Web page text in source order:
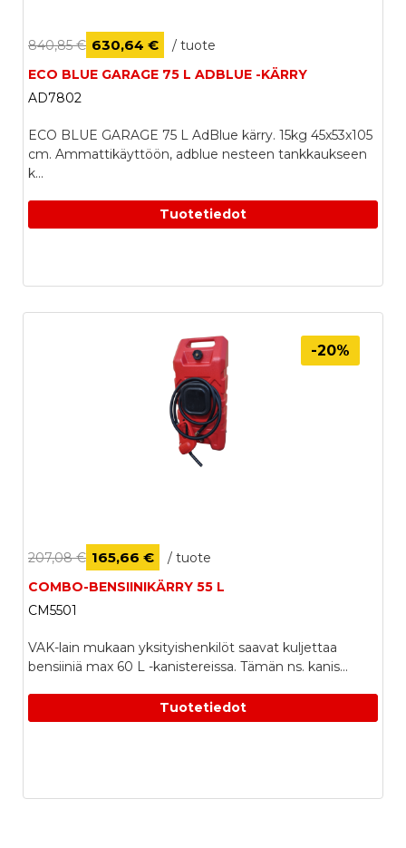
840,85 € 630,64 €
/ tuote
ECO BLUE GARAGE 75 L ADBLUE -KÄRRY
AD7802
ECO BLUE GARAGE 75 L AdBlue kärry. 15kg 45x53x105
cm. Ammattikäyttöön, adblue nesteen tankkaukseen
k...
LISÄÄ OSTOSKORIIN
Tuotetiedot
-20%
207,08 € 165,66 €
/ tuote
COMBO-BENSIINIKÄRRY 55 L
CM5501
VAK-lain mukaan yksityishenkilöt saavat kuljettaa
bensiiniä max 60 L -kanistereissa. Tämän ns. kanis...
LISÄÄ OSTOSKORIIN
Tuotetiedot